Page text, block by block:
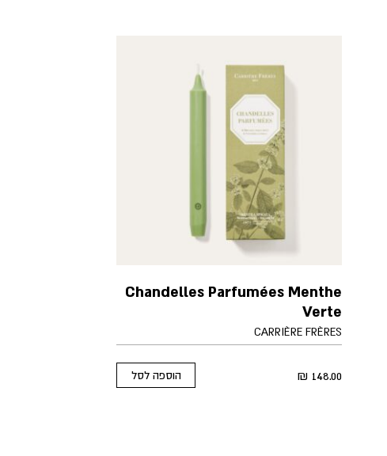
Chandelles Parfumées Menthe
Verte
CARRIÈRE FRÈRES
148.00
₪ הוספה לסל